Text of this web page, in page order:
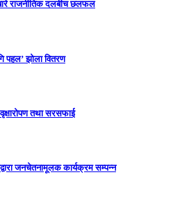
राजनीतिक दलबीच छलफल
पहल’ झोला वितरण
तथा सरसफाई
जनचेतनामूलक कार्यक्रम सम्पन्न